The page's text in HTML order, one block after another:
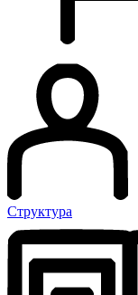
Структура